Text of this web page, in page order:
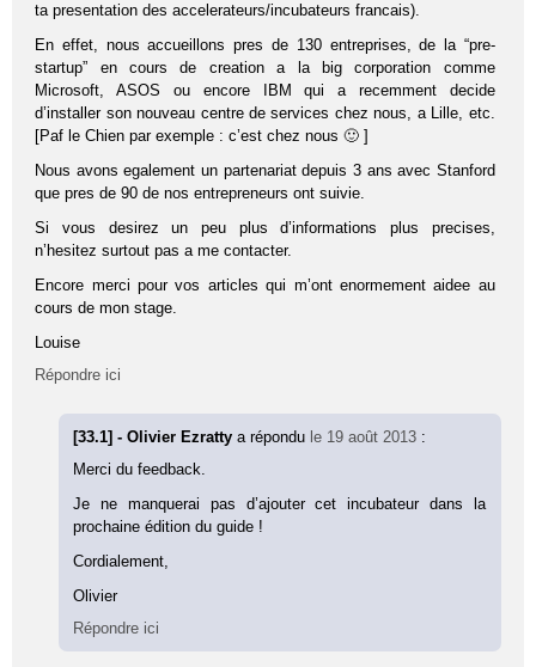
ta presentation des accelerateurs/incubateurs francais).
En effet, nous accueillons pres de 130 entreprises, de la “pre-
startup” en cours de creation a la big corporation comme
Microsoft, ASOS ou encore IBM qui a recemment decide
d’installer son nouveau centre de services chez nous, a Lille, etc.
[Paf le Chien par exemple : c’est chez nous 🙂 ]
Nous avons egalement un partenariat depuis 3 ans avec Stanford
que pres de 90 de nos entrepreneurs ont suivie.
Si vous desirez un peu plus d’informations plus precises,
n’hesitez surtout pas a me contacter.
Encore merci pour vos articles qui m’ont enormement aidee au
cours de mon stage.
Louise
Répondre ici
[33.1] - Olivier Ezrattya répondu le 19 août 2013 :
Merci du feedback.
Je ne manquerai pas d’ajouter cet incubateur dans la
prochaine édition du guide !
Cordialement,
Olivier
Répondre ici